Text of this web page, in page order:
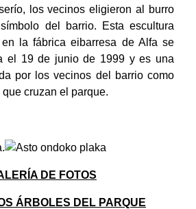
los vecinos eligieron al burro
del barrio. Esta escultura
la fábrica eibarresa de Alfa se
el 19 de junio de 1999 y es una
por los vecinos del barrio como
cruzan el parque.
DE FOTOS
ÁRBOLES DEL PARQUE